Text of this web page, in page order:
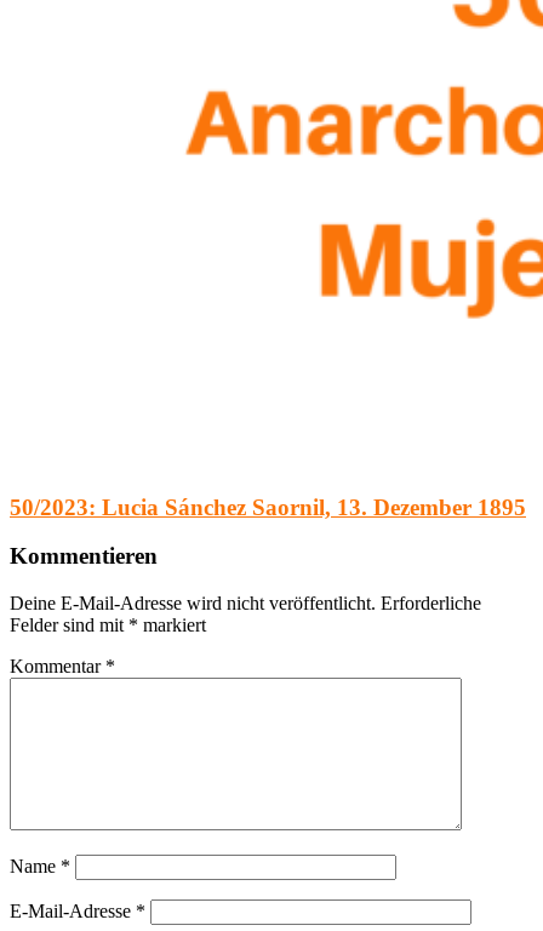
50/2023: Lucia Sánchez Saornil, 13. Dezember 1895
Kommentieren
Deine E-Mail-Adresse wird nicht veröffentlicht. Erforderliche
Felder sind mit * markiert
Kommentar *
Name *
E-Mail-Adresse *